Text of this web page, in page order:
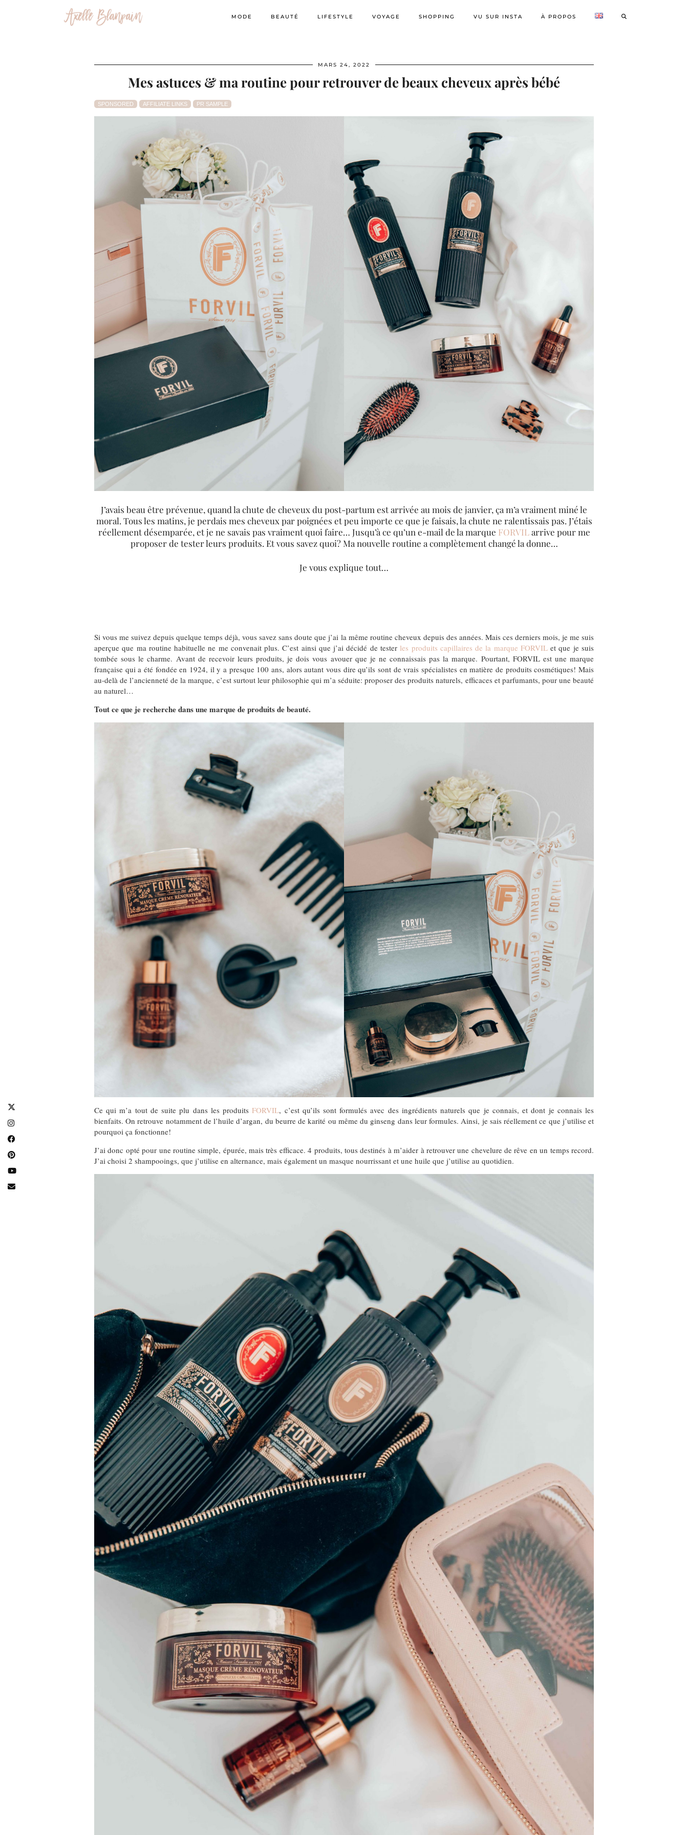
MODE BEAUTÉ LIFESTYLE VOYAGE SHOPPING VU SUR INSTA À PROPOS
MARS 24, 2022
Mes astuces & ma routine pour retrouver de beaux cheveux après bébé
SPONSORED AFFILIATE LINKS PR SAMPLE
J’avais beau être prévenue, quand la chute de cheveux du post-partum est arrivée au mois de janvier, ça m’a vraiment miné le
moral. Tous les matins, je perdais mes cheveux par poignées et peu importe ce que je faisais, la chute ne ralentissais pas. J’étais
réellement désemparée, et je ne savais pas vraiment quoi faire… Jusqu’à ce qu’un e-mail de la marque FORVILarrive pour me
proposer de tester leurs produits. Et vous savez quoi? Ma nouvelle routine a complètement changé la donne…
Je vous explique tout…
Si vous me suivez depuis quelque temps déjà, vous savez sans doute que j’ai la même routine cheveux depuis des années. Mais ces derniers mois, je me suis
aperçue que ma routine habituelle ne me convenait plus. C’est ainsi que j’ai décidé de tester les produits capillaires de la marque FORVILet que je suis
tombée sous le charme. Avant de recevoir leurs produits, je dois vous avouer que je ne connaissais pas la marque. Pourtant, FORVIL est une marque
française qui a été fondée en 1924, il y a presque 100 ans, alors autant vous dire qu’ils sont de vrais spécialistes en matière de produits cosmétiques! Mais
au-delà de l’ancienneté de la marque, c’est surtout leur philosophie qui m’a séduite: proposer des produits naturels, efficaces et parfumants, pour une beauté
au naturel…
Tout ce que je recherche dans une marque de produits de beauté.
Ce qui m’a tout de suite plu dans les produitsFORVIL, c’est qu’ils sont formulés avec des ingrédients naturels que je connais, et dont je connais les
bienfaits. On retrouve notamment de l’huile d’argan, du beurre de karité ou même du ginseng dans leur formules. Ainsi, je sais réellement ce que j’utilise et
pourquoi ça fonctionne!
J’ai donc opté pour une routine simple, épurée, mais très efficace. 4 produits, tous destinés à m’aider à retrouver une chevelure de rêve en un temps record.
J’ai choisi 2 shampooings, que j’utilise en alternance, mais également un masque nourrissant et une huile que j’utilise au quotidien.